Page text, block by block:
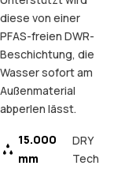
diese von einer
PFAS-freien DWR-
Beschichtung, die
Wasser sofort am
Außenmaterial
abperlen lässt.
15.000
mm
DRY
Tech